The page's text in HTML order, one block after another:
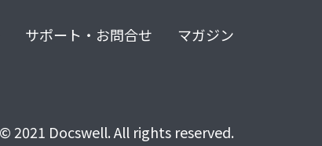
サポート・お問合せ マガジン
© 2021 Docswell. All rights reserved.